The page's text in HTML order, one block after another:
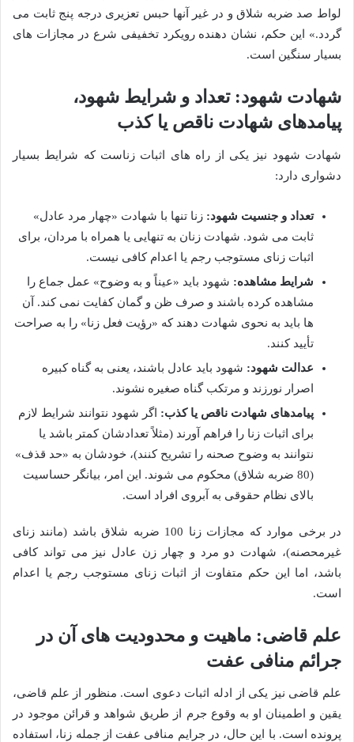
لواط صد ضربه شلاق و در غیر آنها حبس تعزیری درجه پنج ثابت می
گردد.» این حکم، نشان دهنده رویکرد تخفیفی شرع در مجازات های
بسیار سنگین است.
شهادت شهود: تعداد و شرایط شهود،
پیامدهای شهادت ناقص یا کذب
شهادت شهود نیز یکی از راه های اثبات زناست که شرایط بسیار
دشواری دارد:
تعداد و جنسیت شهود: زنا تنها با شهادت «چهار مرد عادل»
ثابت می شود. شهادت زنان به تنهایی یا همراه با مردان، برای
اثبات زنای مستوجب رجم یا اعدام کافی نیست.
شرایط مشاهده: شهود باید «عیناً و به وضوح» عمل جماع را
مشاهده کرده باشند و صرف ظن و گمان کفایت نمی کند. آن
ها باید به نحوی شهادت دهند که «رؤیت فعل زنا» را به صراحت
تأیید کنند.
عدالت شهود: شهود باید عادل باشند، یعنی به گناه کبیره
اصرار نورزند و مرتکب گناه صغیره نشوند.
پیامدهای شهادت ناقص یا کذب: اگر شهود نتوانند شرایط لازم
برای اثبات زنا را فراهم آورند (مثلاً تعدادشان کمتر باشد یا
نتوانند به وضوح صحنه را تشریح کنند)، خودشان به «حد قذف»
(80 ضربه شلاق) محکوم می شوند. این امر، بیانگر حساسیت
بالای نظام حقوقی به آبروی افراد است.
در برخی موارد که مجازات زنا 100 ضربه شلاق باشد (مانند زنای
غیرمحصنه)، شهادت دو مرد و چهار زن عادل نیز می تواند کافی
باشد، اما این حکم متفاوت از اثبات زنای مستوجب رجم یا اعدام
است.
علم قاضی: ماهیت و محدودیت های آن در
جرائم منافی عفت
علم قاضی نیز یکی از ادله اثبات دعوی است. منظور از علم قاضی،
یقین و اطمینان او به وقوع جرم از طریق شواهد و قرائن موجود در
پرونده است. با این حال، در جرایم منافی عفت از جمله زنا، استفاده